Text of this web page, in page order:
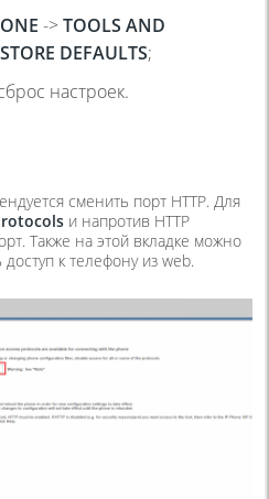
->TOOLS AND
DEFAULTS;
настроек.
сменить порт HTTP. Для
и напротив HTTP
Также на этой вкладке можно
к телефону из web.